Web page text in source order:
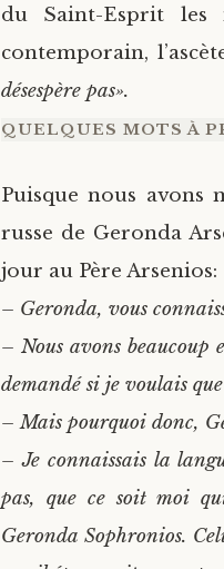
du Saint-Esprit
contemporain,
désespère pas».
QUELQUES MOTS À
Puisque nous avons
russe de Geronda
jour au Père Arsenios:
– Geronda, vous
– Nous avons beaucoup
demandé si je voulais
– Mais pourquoi donc,
– Je connaissais la
pas, que ce soit moi
Geronda Sophronios.